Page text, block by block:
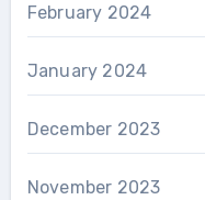
February 2024
January 2024
December 2023
November 2023